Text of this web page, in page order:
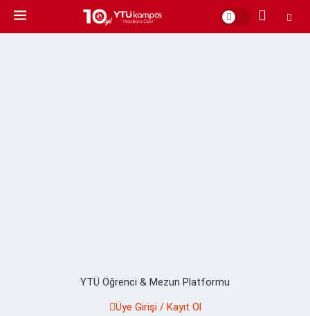
YTÜ Öğrenci & Mezun Platformu
Üye Girişi / Kayıt Ol